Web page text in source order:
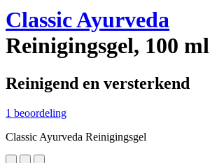
Classic Ayurveda
Reinigingsgel, 100 ml
Reinigend en versterkend
1 beoordeling
Classic Ayurveda Reinigingsgel